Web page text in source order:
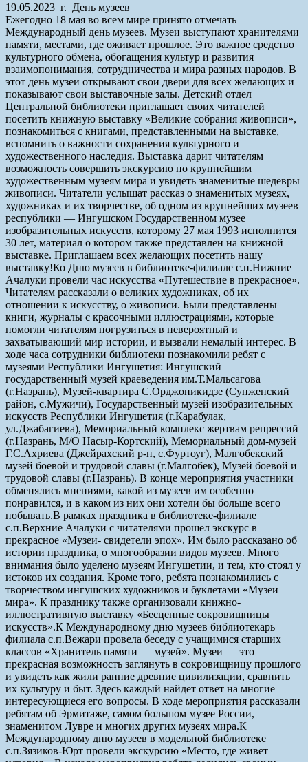
19.05.2023 г. День музеев
Ежегодно 18 мая во всем мире принято отмечать
Международный день музеев. Музеи выступают хранителями
памяти, местами, где оживает прошлое. Это важное средство
культурного обмена, обогащения культур и развития
взаимопонимания, сотрудничества и мира разных народов. В
этот день музеи открывают свои двери для всех желающих и
показывают свои выставочные залы. Детский отдел
Центральной библиотеки приглашает своих читателей
посетить книжную выставку «Великие собрания живописи»,
познакомиться с книгами, представленными на выставке,
вспомнить о важности сохранения культурного и
художественного наследия. Выставка дарит читателям
возможность совершить экскурсию по крупнейшим
художественным музеям мира и увидеть знаменитые шедевры
живописи. Читатели услышат рассказ о знаменитых музеях,
художниках и их творчестве, об одном из крупнейших музеев
республики — Ингушском Государственном музее
изобразительных искусств, которому 27 мая 1993 исполнится
30 лет, материал о котором также представлен на книжной
выставке. Приглашаем всех желающих посетить нашу
выставку!Ко Дню музеев в библиотеке-филиале с.п.Нижние
Ачалуки провели час искусства «Путешествие в прекрасное».
Читателям рассказали о великих художниках, об их
отношении к искусству, о живописи. Были представлены
книги, журналы с красочными иллюстрациями, которые
помогли читателям погрузиться в невероятный и
захватывающий мир истории, и вызвали немалый интерес. В
ходе часа сотрудники библиотеки познакомили ребят с
музеями Республики Ингушетия: Ингушский
государственный музей краеведения им.Т.Мальсагова
(г.Назрань), Музей-квартира С.Орджоникидзе (Сунженский
район, с.Мужичи), Государственный музей изобразительных
искусств Республики Ингушетия (г.Карабулак,
ул.Джабагиева), Мемориальный комплекс жертвам репрессий
(г.Назрань, М/О Насыр-Кортский), Мемориальный дом-музей
Г.С.Ахриева (Джейрахский р-н, с.Фуртоуг), Малгобекский
музей боевой и трудовой славы (г.Малгобек), Музей боевой и
трудовой славы (г.Назрань). В конце мероприятия участники
обменялись мнениями, какой из музеев им особенно
понравился, и в каком из них они хотели бы больше всего
побывать.В рамках праздника в библиотеке-филиале
с.п.Верхние Ачалуки с читателями прошел экскурс в
прекрасное «Музеи- свидетели эпох». Им было рассказано об
истории праздника, о многообразии видов музеев. Много
внимания было уделено музеям Ингушетии, и тем, кто стоял у
истоков их создания. Кроме того, ребята познакомились с
творчеством ингушских художников и буклетами «Музеи
мира». К празднику также организовали книжно-
иллюстративную выставку «Бесценные сокровищницы
искусств».К Международному дню музеев библиотекарь
филиала с.п.Вежари провела беседу с учащимися старших
классов «Хранитель памяти — музей». Музеи — это
прекрасная возможность заглянуть в сокровищницу прошлого
и увидеть как жили ранние древние цивилизации, сравнить
их культуру и быт. Здесь каждый найдет ответ на многие
интересующиеся его вопросы. В ходе мероприятия рассказали
ребятам об Эрмитаже, самом большом музее России,
знаменитом Лувре и многих других музеях мира.К
Международному дню музеев в модельной библиотеке
с.п.Зязиков-Юрт провели экскурсию «Место, где живет